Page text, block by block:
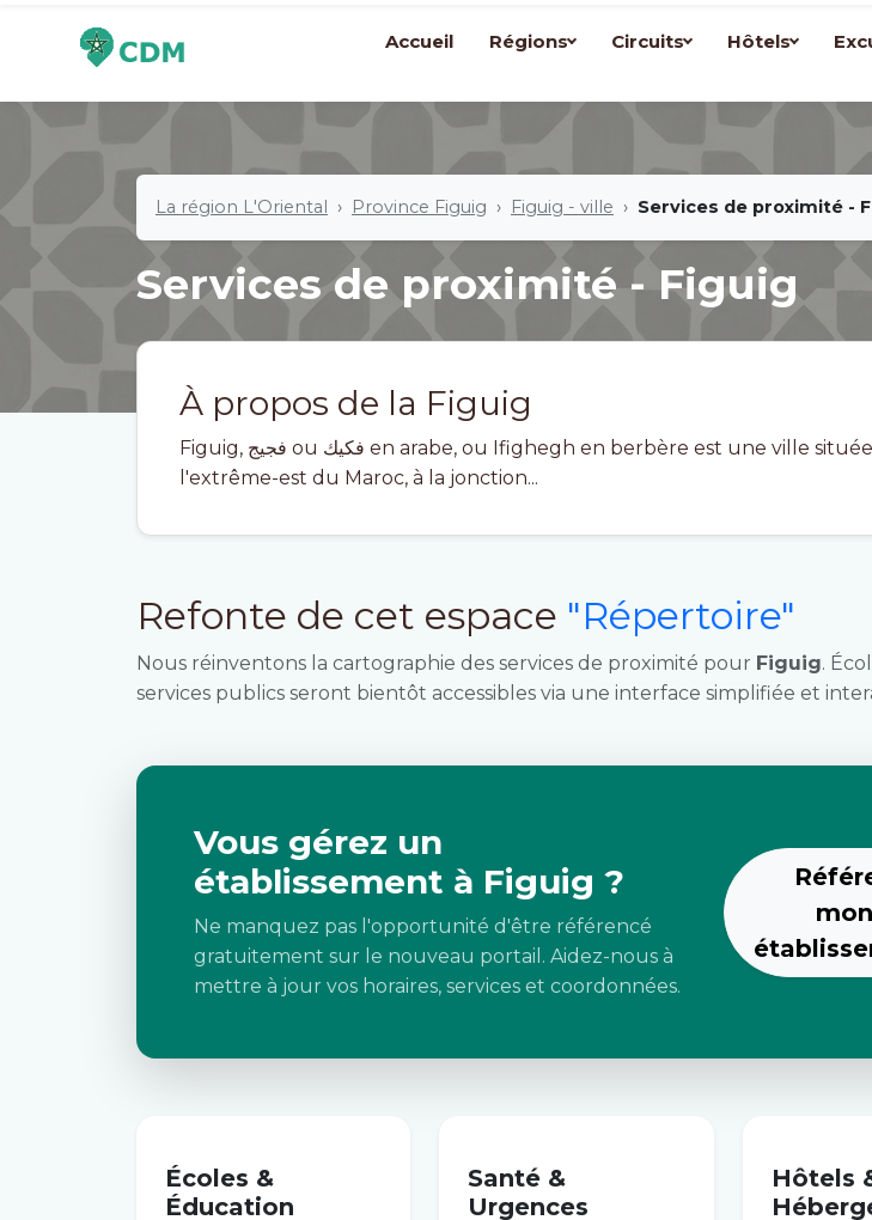
Accueil Régions Circuits Hôtels
La région L'Oriental Province Figuig Figuig - ville Services de proximité -
Services de proximité - Figuig
À propos de la Figuig
Figuig, فجيج ou فكيك en arabe, ou Ifighegh en berbère est une ville située à
l'extrême-est du Maroc, à la jonction...
Refonte de cet espace "Répertoire"
Nous réinventons la cartographie des services de proximité pour Figuig.
services publics seront bientôt accessibles via une interface simplifiée et
Vous gérez un
établissement à Figuig ?
Ne manquez pas l'opportunité d'être référencé
gratuitement sur le nouveau portail. Aidez-nous à
mettre à jour vos horaires, services et coordonnées.
mon
Écoles &
Éducation
Santé &
Urgences
Hôtels